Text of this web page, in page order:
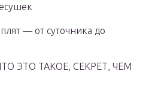
— от суточника до
ЭТО ТАКОЕ, СЕКРЕТ, ЧЕМ